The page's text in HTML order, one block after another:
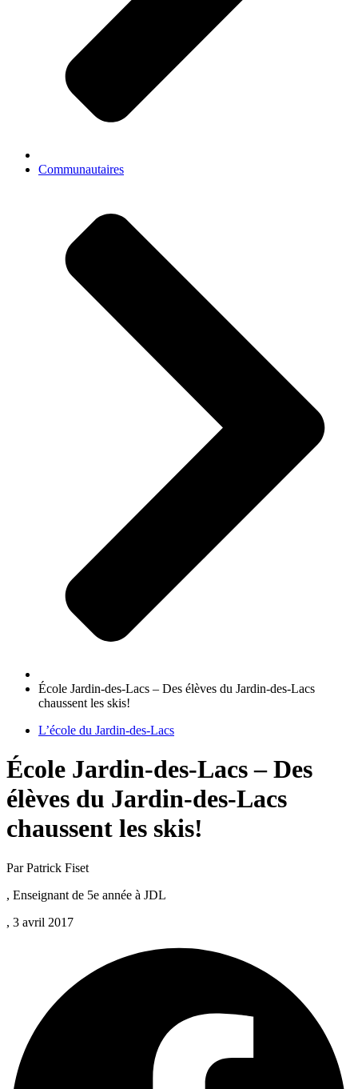
Communautaires
École Jardin-des-Lacs – Des élèves du Jardin-des-Lacs
chaussent les skis!
L’école du Jardin-des-Lacs
École Jardin-des-Lacs – Des
élèves du Jardin-des-Lacs
chaussent les skis!
Par Patrick Fiset
, Enseignant de 5e année à JDL
, 3 avril 2017